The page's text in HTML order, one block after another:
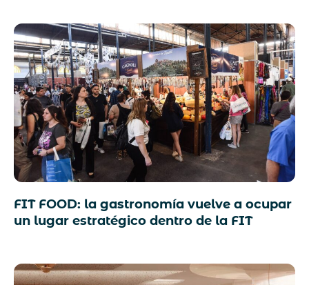
FIT FOOD: la gastronomía vuelve a ocupar
un lugar estratégico dentro de la FIT